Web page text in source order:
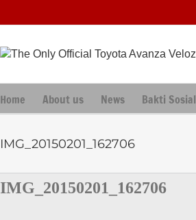
Home About us News Bakti Sosial
IMG_20150201_162706
IMG_20150201_162706